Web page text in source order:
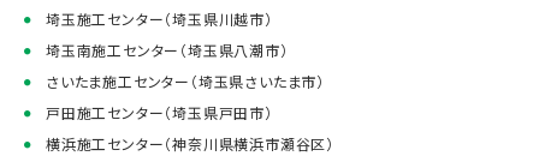
埼玉施工センター（埼玉県川越市）
埼玉南施工センター（埼玉県八潮市）
さいたま施工センター（埼玉県さいたま市）
戸田施工センター（埼玉県戸田市）
横浜施工センター（神奈川県横浜市瀬谷区）